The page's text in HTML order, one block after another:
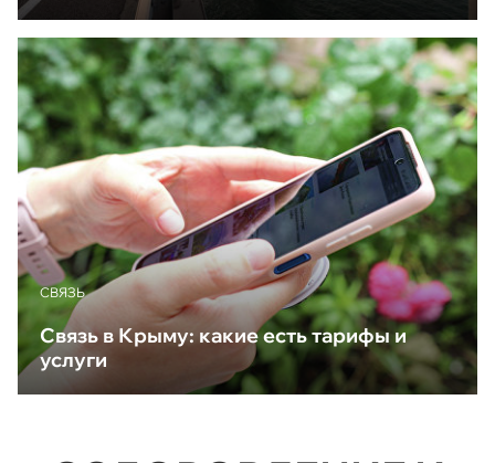
CВЯЗЬ
Связь в Крыму: какие есть тарифы и
услуги